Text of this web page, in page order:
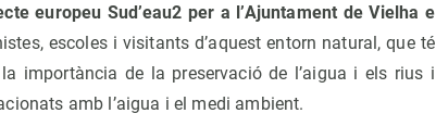
europeu Sud’eau2 per a l’Ajuntament de Vielha e
escoles i visitants d’aquest entorn natural, que té
importància de la preservació de l’aigua i els rius i
amb l’aigua i el medi ambient.